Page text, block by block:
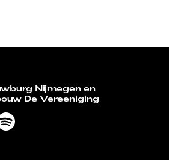
Nijmegen en
De Vereeniging